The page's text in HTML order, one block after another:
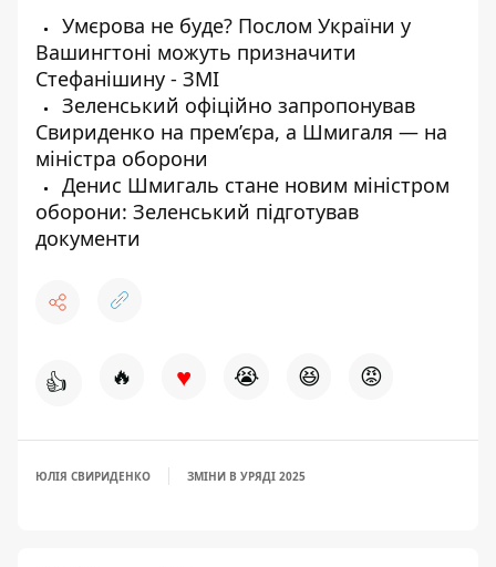
Умєрова не буде? Послом України у
Вашингтоні можуть призначити
Стефанішину - ЗМІ
Зеленський офіційно запропонував
Свириденко на прем’єра, а Шмигаля — на
міністра оборони
Денис Шмигаль стане новим міністром
оборони: Зеленський підготував
документи
👍 🔥 ♥ 😭 😆 😡
ЮЛІЯ СВИРИДЕНКО ЗМІНИ В УРЯДІ 2025